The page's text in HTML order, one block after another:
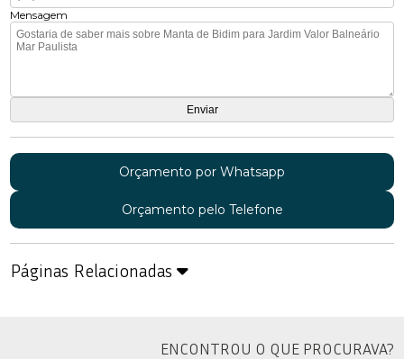
Mensagem
Orçamento por Whatsapp
Orçamento pelo Telefone
Páginas Relacionadas
ENCONTROU O QUE PROCURAVA?